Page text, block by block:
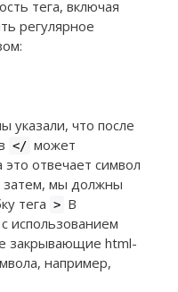
тега, включая
регулярное
указали, что после
</ может
отвечает символ
затем, мы должны
тега > В
использованием
закрывающие html-
например,